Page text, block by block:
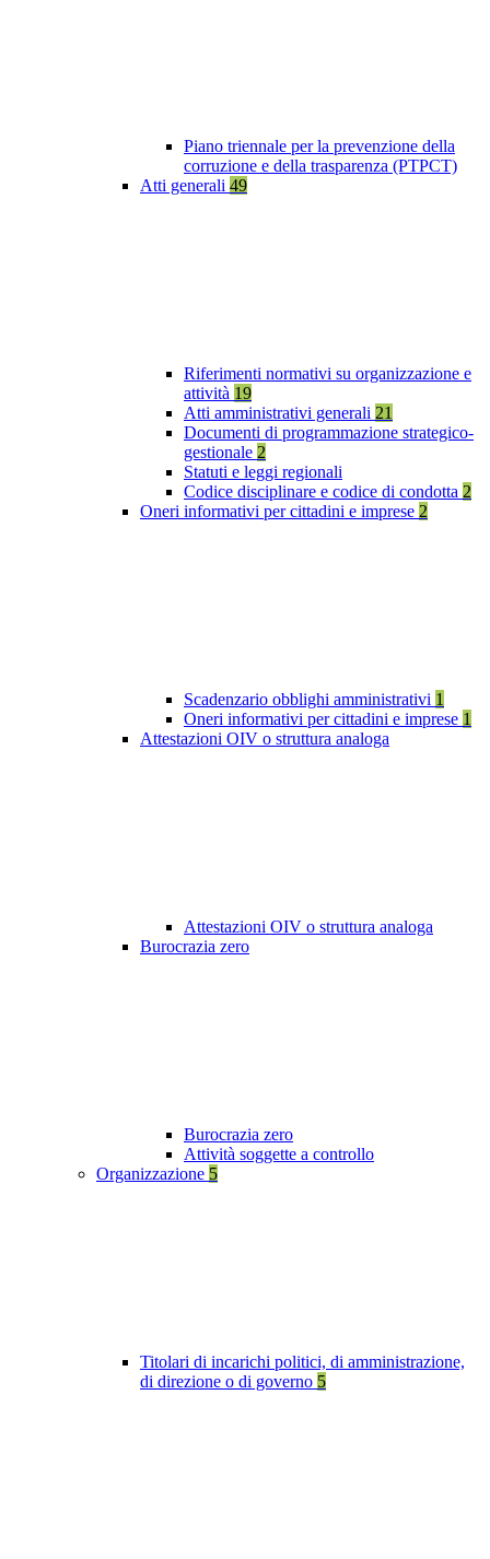
Piano triennale per la prevenzione della
corruzione e della trasparenza (PTPCT)
Atti generali 49
Riferimenti normativi su organizzazione e
attività 19
Atti amministrativi generali 21
Documenti di programmazione strategico-
gestionale 2
Statuti e leggi regionali
Codice disciplinare e codice di condotta 2
Oneri informativi per cittadini e imprese 2
Scadenzario obblighi amministrativi 1
Oneri informativi per cittadini e imprese 1
Attestazioni OIV o struttura analoga
Attestazioni OIV o struttura analoga
Burocrazia zero
Burocrazia zero
Attività soggette a controllo
Organizzazione 5
Titolari di incarichi politici, di amministrazione,
di direzione o di governo 5